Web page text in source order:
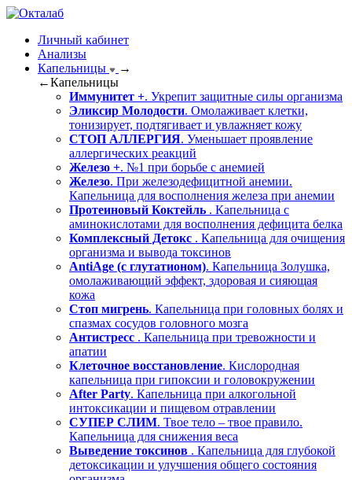
Личный кабинет
Анализы
Капельницы
→
←Капельницы
Иммунитет +. Укрепит защитные силы организма
Эликсир Молодости. Омолаживает клетки,
тонизирует, подтягивает и увлажняет кожу
СТОП АЛЛЕРГИЯ. Уменьшает проявление
аллергических реакций
Железо +. №1 при борьбе с анемией
Железо. При железодефицитной анемии.
Капельница для восполнения железа при анемии
Протеиновый Коктейль . Капельница с
аминокислотами для восполнения дефицита белка
Комплексный Детокс . Капельница для очищения
организма и вывода токсинов
AntiAge (с глутатионом). Капельница Золушка,
омолаживающий эффект, здоровая и сияющая
кожа
Стоп мигрень. Капельница при головных болях и
спазмах сосудов головного мозга
Антистресс . Капельница при тревожности и
апатии
Клеточное восстановление. Кислородная
капельница при гипоксии и головокружении
After Party. Капельница при алкогольной
интоксикации и пищевом отравлении
СУПЕР СЛИМ. Твое тело – твое правило.
Капельница для снижения веса
Выведение токсинов . Капельница для глубокой
детоксикации и улучшения общего состояния